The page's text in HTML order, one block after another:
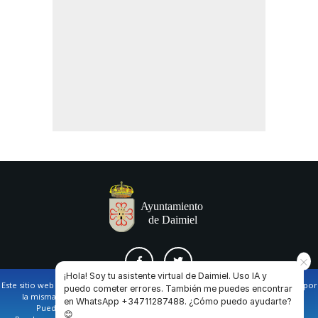
AVISO LEGAL Y POLÍTICA DE PRIVACIDAD COOKIES CONTACTO
Este sitio web utiliza cookies propias y de terceros para facilitar la navegación por
la misma y obtener datos estadísticos de la navegación de los usuarios.
Puede obtener más información en nuestrapolítica de cookies
¡Hola! Soy tu asistente virtual de Daimiel. Uso IA y
puedo cometer errores. También me puedes encontrar
en WhatsApp +34711287488. ¿Cómo puedo ayudarte?
😊